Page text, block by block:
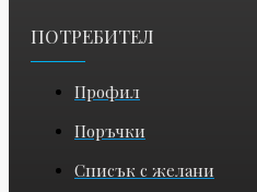
ПОТРЕБИТЕЛ
Профил
Поръчки
Списък с желани